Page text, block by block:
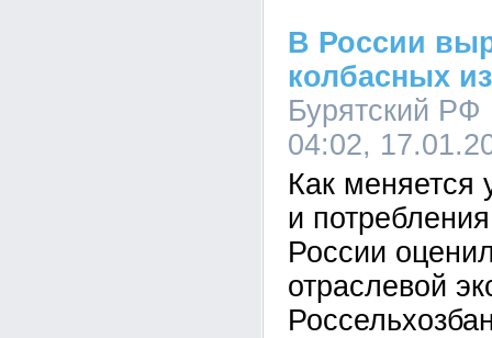
В России
колбасных
Бурятский РФ
04:02,
Как меняется
и
России
отраслевой